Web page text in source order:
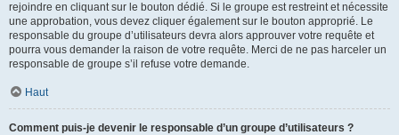
rejoindre en cliquant sur le bouton dédié. Si le groupe est restreint et nécessite
une approbation, vous devez cliquer également sur le bouton approprié. Le
responsable du groupe d’utilisateurs devra alors approuver votre requête et
pourra vous demander la raison de votre requête. Merci de ne pas harceler un
responsable de groupe s’il refuse votre demande.
Haut
Comment puis-je devenir le responsable d’un groupe d’utilisateurs ?